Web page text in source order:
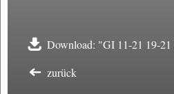
Download: "GI 11-21 19-
zurück